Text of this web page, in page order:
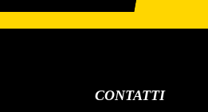
CONTATTI